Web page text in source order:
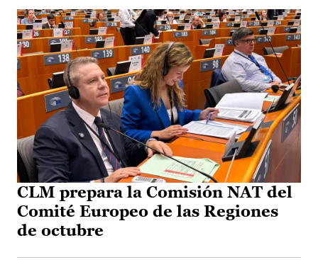
CLM prepara la Comisión NAT del
Comité Europeo de las Regiones
de octubre